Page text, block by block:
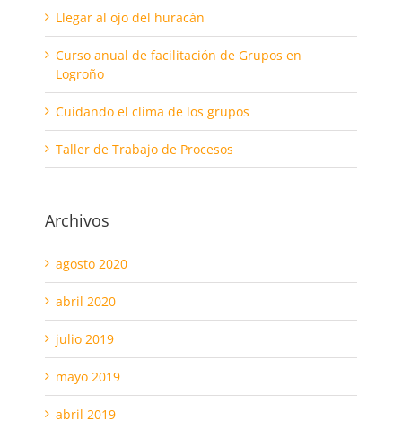
Llegar al ojo del huracán
Curso anual de facilitación de Grupos en
Logroño
Cuidando el clima de los grupos
Taller de Trabajo de Procesos
Archivos
agosto 2020
abril 2020
julio 2019
mayo 2019
abril 2019